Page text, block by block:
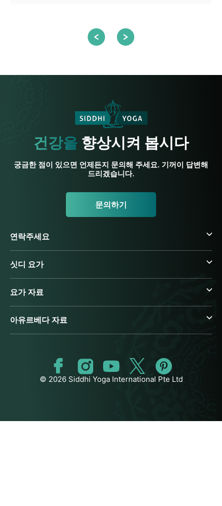
건강을 향상시켜 봅시다
궁금한 점이 있으면 언제든지 문의해 주세요. 기꺼이 답변해
드리겠습니다.
문의하기
연락주세요
싯디 요가
요가 자료
아유르베다 자료
© 2026 Siddhi Yoga International Pte Ltd